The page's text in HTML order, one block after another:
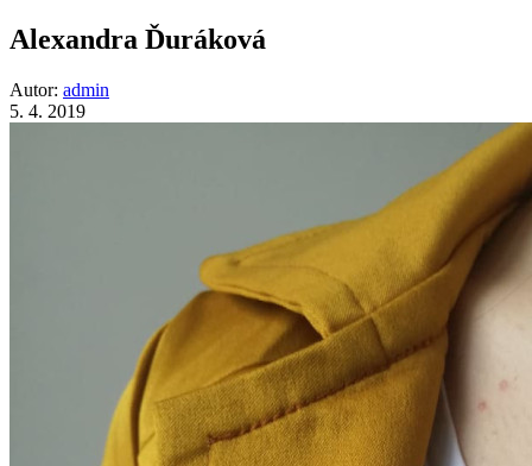
Alexandra Ďuráková
Autor: admin
5. 4. 2019